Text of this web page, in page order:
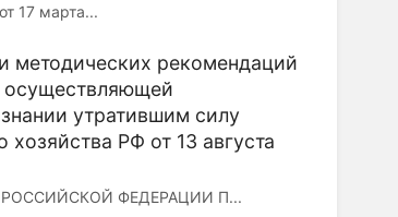
17 марта...
методических рекомендаций
осуществляющей
утратившим силу
РФ от 13 августа
ФЕДЕРАЦИИ П...